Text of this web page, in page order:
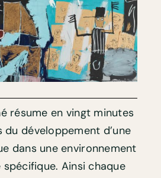
résume en vingt minutes
développement d’une
dans une environnement
Ainsi chaque